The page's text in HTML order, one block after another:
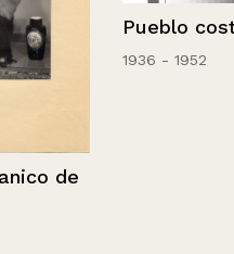
de
Pueblo costero
1936 - 1952